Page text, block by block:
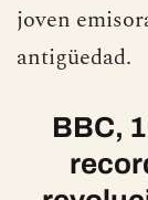
joven
antigüedad.
BBC,